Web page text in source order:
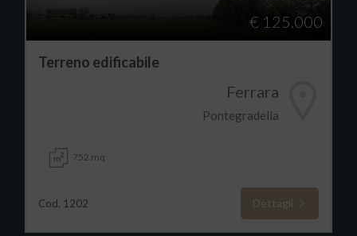
€ 125.000
Terreno edificabile
Ferrara
Pontegradella
752 mq
Cod. 1202 Dettagli